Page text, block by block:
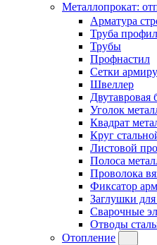
Металлопрокат:
Арматура
Труба
Трубы
Профнастил
Сетки
Швеллер
Двутавровая
Уголок
Квадрат
Круг
Листовой
Полоса
Проволока
Фиксатор
Заглушки
Сварочные
Отводы
Отопление